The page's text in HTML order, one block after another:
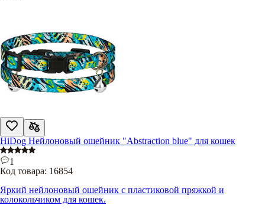
HiDog Нейлоновый ошейник "Abstraction blue" для кошек
1
Код товара: 16854
Яркий нейлоновый ошейник с пластиковой пряжкой и
колокольчиком для кошек.